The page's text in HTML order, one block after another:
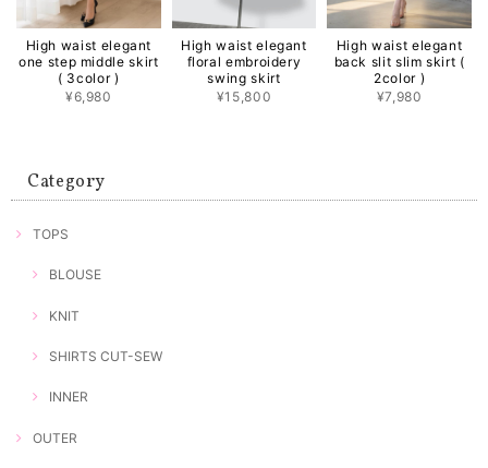
High waist elegant
one step middle skirt
( 3color )
¥6,980
High waist elegant
floral embroidery
swing skirt
¥15,800
High waist elegant
back slit slim skirt (
2color )
¥7,980
Category
TOPS
BLOUSE
KNIT
SHIRTS CUT-SEW
INNER
OUTER